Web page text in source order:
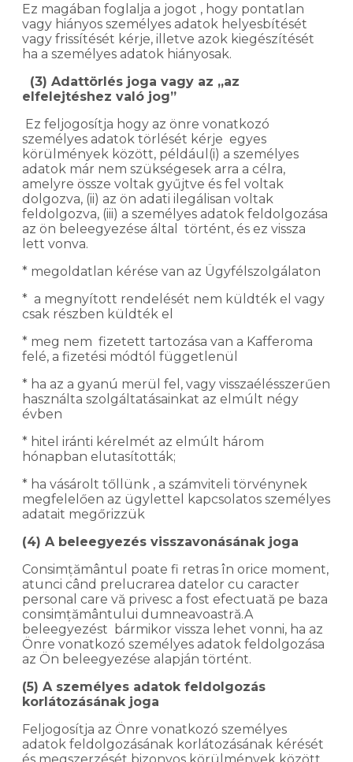
Ez magában foglalja a jogot , hogy pontatlan
vagy hiányos személyes adatok helyesbítését
vagy frissítését kérje, illetve azok kiegészítését
ha a személyes adatok hiányosak.
(3) Adattörlés joga vagy az „az
elfelejtéshez való jog”
Ez feljogosítja hogy az önre vonatkozó
személyes adatok törlését kérje egyes
körülmények között, például(i) a személyes
adatok már nem szükségesek arra a célra,
amelyre össze voltak gyűjtve és fel voltak
dolgozva, (ii) az ön adati ilegálisan voltak
feldolgozva, (iii) a személyes adatok feldolgozása
az ön beleegyezése által történt, és ez vissza
lett vonva.
* megoldatlan kérése van az Ügyfélszolgálaton
* a megnyított rendelését nem küldték el vagy
csak részben küldték el
* meg nem fizetett tartozása van a Kafferoma
felé, a fizetési módtól függetlenül
* ha az a gyanú merül fel, vagy visszaélésszerűen
használta szolgáltatásainkat az elmúlt négy
évben
* hitel iránti kérelmét az elmúlt három
hónapban elutasították;
* ha vásárolt tőllünk , a számviteli törvénynek
megfelelően az ügylettel kapcsolatos személyes
adatait megőrizzük
(4) A beleegyezés visszavonásának joga
Consimțământul poate fi retras în orice moment,
atunci când prelucrarea datelor cu caracter
personal care vă privesc a fost efectuată pe baza
consimțământului dumneavoastră.A
beleegyezést bármikor vissza lehet vonni, ha az
Önre vonatkozó személyes adatok feldolgozása
az Ön beleegyezése alapján történt.
(5) A személyes adatok feldolgozás
korlátozásának joga
Feljogosítja az Önre vonatkozó személyes
adatok feldolgozásának korlátozásának kérését
és megszerzését bizonyos körülmények között,